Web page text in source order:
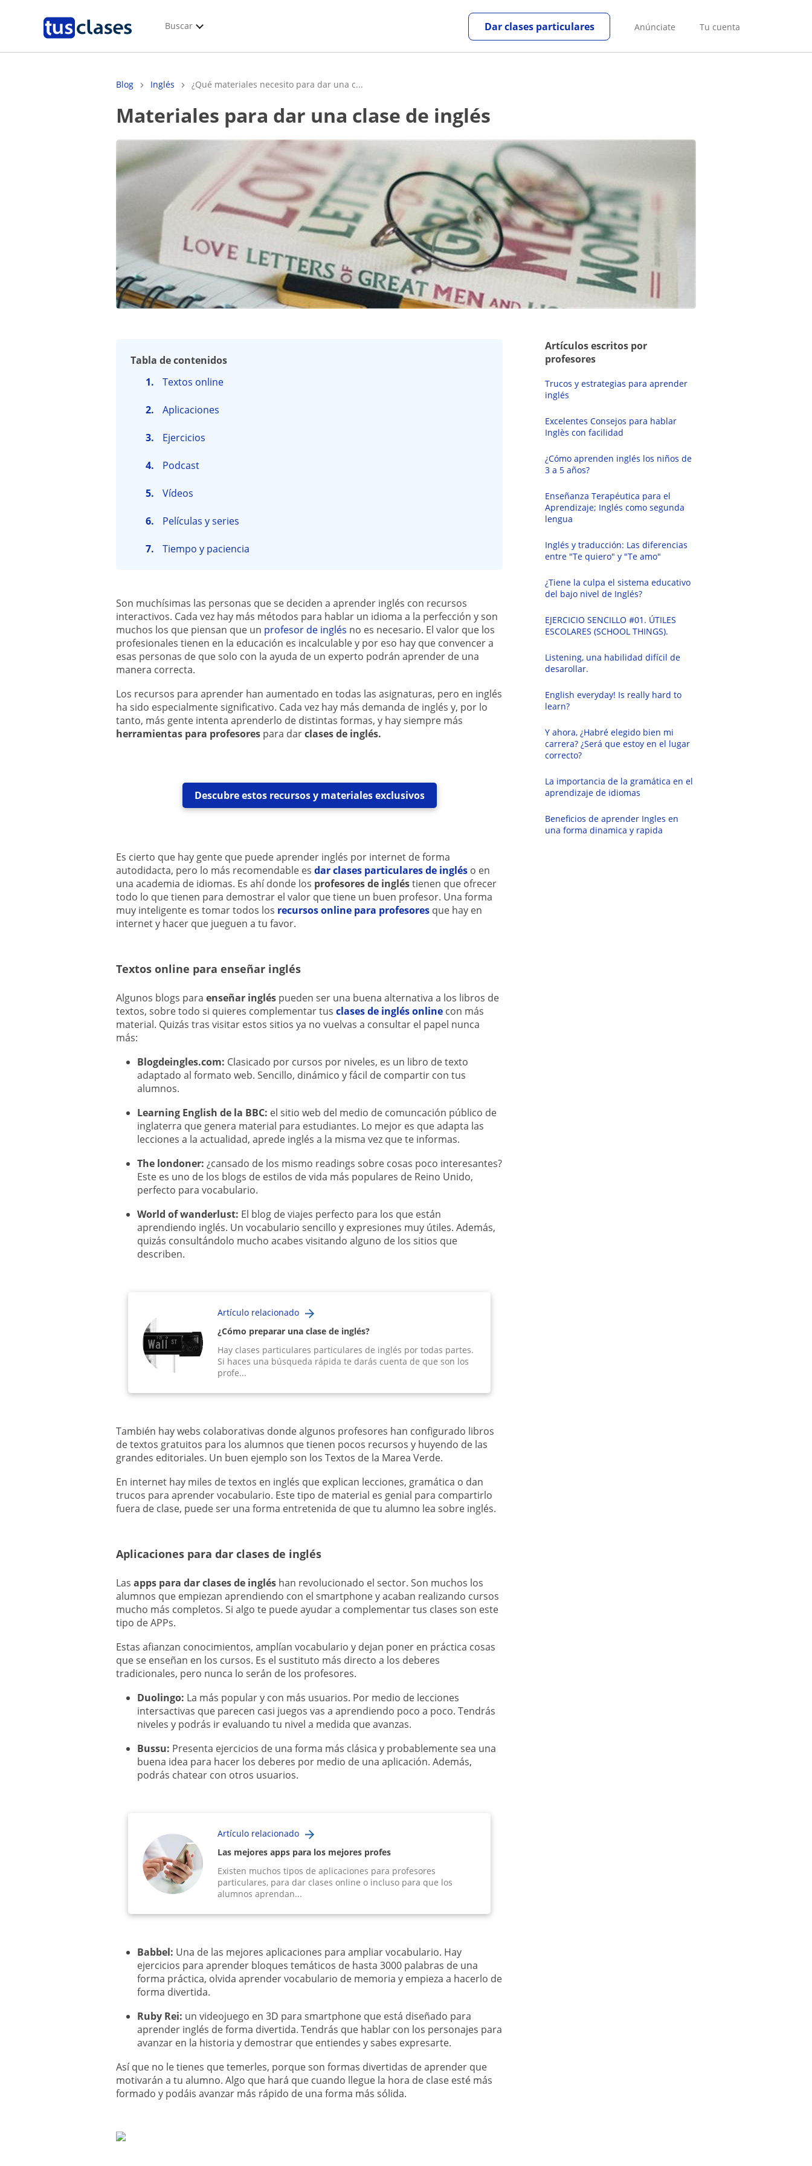
Buscar Anúnciate Tu cuenta
Dar clases particulares
Blog Inglés ¿Qué materiales necesito para dar una c...
Materiales para dar una clase de inglés
Tabla de contenidos
Textos online
Aplicaciones
Ejercicios
Podcast
Vídeos
Películas y series
Tiempo y paciencia
Son muchísimas las personas que se deciden a aprender inglés con recursos
interactivos. Cada vez hay más métodos para hablar un idioma a la perfección y son
muchos los que piensan que un profesor de inglés no es necesario. El valor que los
profesionales tienen en la educación es incalculable y por eso hay que convencer a
esas personas de que solo con la ayuda de un experto podrán aprender de una
manera correcta.
Los recursos para aprender han aumentado en todas las asignaturas, pero en inglés
ha sido especialmente significativo. Cada vez hay más demanda de inglés y, por lo
tanto, más gente intenta aprenderlo de distintas formas, y hay siempre más
herramientas para profesores para darclases de inglés.
Descubre estos recursos y materiales exclusivos
Es cierto que hay gente que puede aprender inglés por internet de forma
autodidacta, pero lo más recomendable es dar clases particulares de inglés o en
una academia de idiomas. Es ahí donde los profesores de ingléstienen que ofrecer
todo lo que tienen para demostrar el valor que tiene un buen profesor. Una forma
muy inteligente es tomar todos los recursos online para profesores que hay en
internet y hacer que jueguen a tu favor.
Textos online para enseñar inglés
Algunos blogs para enseñar inglés pueden ser una buena alternativa a los libros de
textos, sobre todo si quieres complementar tus clases de inglés online con más
material. Quizás tras visitar estos sitios ya no vuelvas a consultar el papel nunca
más:
Blogdeingles.com: Clasicado por cursos por niveles, es un libro de texto
adaptado al formato web. Sencillo, dinámico y fácil de compartir con tus
alumnos.
Learning English de la BBC: el sitio web del medio de comuncación público de
inglaterra que genera material para estudiantes. Lo mejor es que adapta las
lecciones a la actualidad, aprede inglés a la misma vez que te informas.
The londoner: ¿cansado de los mismo readings sobre cosas poco interesantes?
Este es uno de los blogs de estilos de vida más populares de Reino Unido,
perfecto para vocabulario.
World of wanderlust: El blog de viajes perfecto para los que están
aprendiendo inglés. Un vocabulario sencillo y expresiones muy útiles. Además,
quizás consultándolo mucho acabes visitando alguno de los sitios que
describen.
Artículo relacionado
¿Cómo preparar una clase de inglés?
Hay clases particulares particulares de inglés por todas partes.
Si haces una búsqueda rápida te darás cuenta de que son los
profe...
También hay webs colaborativas donde algunos profesores han configurado libros
de textos gratuitos para los alumnos que tienen pocos recursos y huyendo de las
grandes editoriales. Un buen ejemplo son los Textos de la Marea Verde.
En internet hay miles de textos en inglés que explican lecciones, gramática o dan
trucos para aprender vocabulario. Este tipo de material es genial para compartirlo
fuera de clase, puede ser una forma entretenida de que tu alumno lea sobre inglés.
Aplicaciones para dar clases de inglés
Las apps para dar clases de inglés han revolucionado el sector. Son muchos los
alumnos que empiezan aprendiendo con el smartphone y acaban realizando cursos
mucho más completos. Si algo te puede ayudar a complementar tus clases son este
tipo de APPs.
Estas afianzan conocimientos, amplían vocabulario y dejan poner en práctica cosas
que se enseñan en los cursos. Es el sustituto más directo a los deberes
tradicionales, pero nunca lo serán de los profesores.
Duolingo: La más popular y con más usuarios. Por medio de lecciones
intersactivas que parecen casi juegos vas a aprendiendo poco a poco. Tendrás
niveles y podrás ir evaluando tu nivel a medida que avanzas.
Bussu: Presenta ejercicios de una forma más clásica y probablemente sea una
buena idea para hacer los deberes por medio de una aplicación. Además,
podrás chatear con otros usuarios.
Artículo relacionado
Las mejores apps para los mejores profes
Existen muchos tipos de aplicaciones para profesores
particulares, para dar clases online o incluso para que los
alumnos aprendan...
Babbel: Una de las mejores aplicaciones para ampliar vocabulario. Hay
ejercicios para aprender bloques temáticos de hasta 3000 palabras de una
forma práctica, olvida aprender vocabulario de memoria y empieza a hacerlo de
forma divertida.
Ruby Rei: un videojuego en 3D para smartphone que está diseñado para
aprender inglés de forma divertida. Tendrás que hablar con los personajes para
avanzar en la historia y demostrar que entiendes y sabes expresarte.
Así que no le tienes que temerles, porque son formas divertidas de aprender que
motivarán a tu alumno. Algo que hará que cuando llegue la hora de clase esté más
formado y podáis avanzar más rápido de una forma más sólida.
Artículos escritos por
profesores
Trucos y estrategias para aprender
inglés
Excelentes Consejos para hablar
Inglès con facilidad
¿Cómo aprenden inglés los niños de
3 a 5 años?
Enseñanza Terapéutica para el
Aprendizaje; Inglés como segunda
lengua
Inglés y traducción: Las diferencias
entre "Te quiero" y "Te amo"
¿Tiene la culpa el sistema educativo
del bajo nivel de Inglés?
EJERCICIO SENCILLO #01. ÚTILES
ESCOLARES (SCHOOL THINGS).
Listening, una habilidad difícil de
desarollar.
English everyday! Is really hard to
learn?
Y ahora, ¿Habré elegido bien mi
carrera? ¿Será que estoy en el lugar
correcto?
La importancia de la gramática en el
aprendizaje de idiomas
Beneficios de aprender Ingles en
una forma dinamica y rapida